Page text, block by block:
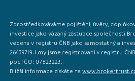
Zprostředkováváme pojištění, úvěry,
investice jako vázaný zástupce společnosti
vedena v registru ČNB jako samostatný a
26439719. I my jsme registrovaní v registru
pod IČO: 07823223.
Bližší informace získáte na